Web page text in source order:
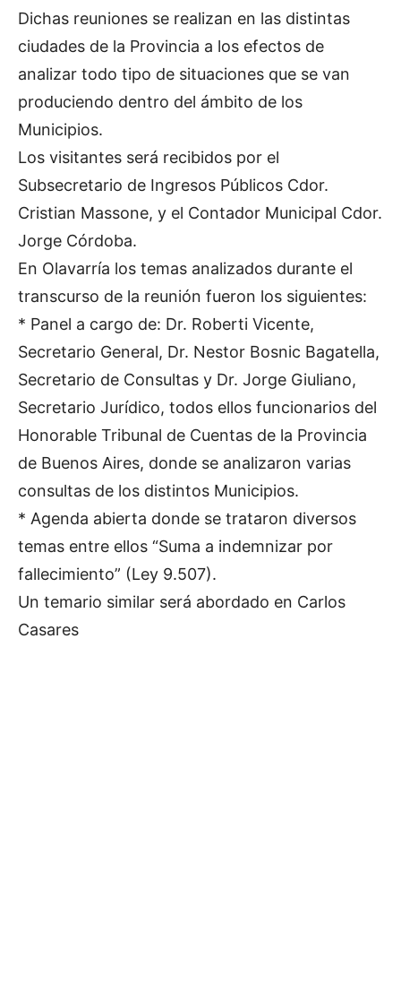
Dichas reuniones se realizan en las distintas
ciudades de la Provincia a los efectos de
analizar todo tipo de situaciones que se van
produciendo dentro del ámbito de los
Municipios.
Los visitantes será recibidos por el
Subsecretario de Ingresos Públicos Cdor.
Cristian Massone, y el Contador Municipal Cdor.
Jorge Córdoba.
En Olavarría los temas analizados durante el
transcurso de la reunión fueron los siguientes:
* Panel a cargo de: Dr. Roberti Vicente,
Secretario General, Dr. Nestor Bosnic Bagatella,
Secretario de Consultas y Dr. Jorge Giuliano,
Secretario Jurídico, todos ellos funcionarios del
Honorable Tribunal de Cuentas de la Provincia
de Buenos Aires, donde se analizaron varias
consultas de los distintos Municipios.
* Agenda abierta donde se trataron diversos
temas entre ellos “Suma a indemnizar por
fallecimiento” (Ley 9.507).
Un temario similar será abordado en Carlos
Casares